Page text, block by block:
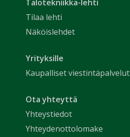
Talotekniikka-lehti
Tilaa lehti
Näköislehdet
Yrityksille
Kaupalliset viestintäpalvelut
Ota yhteyttä
Yhteystiedot
Yhteydenottolomake